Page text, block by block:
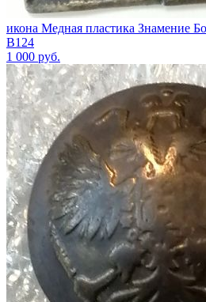
икона Медная пластика Знамение
В124
1 000 руб.